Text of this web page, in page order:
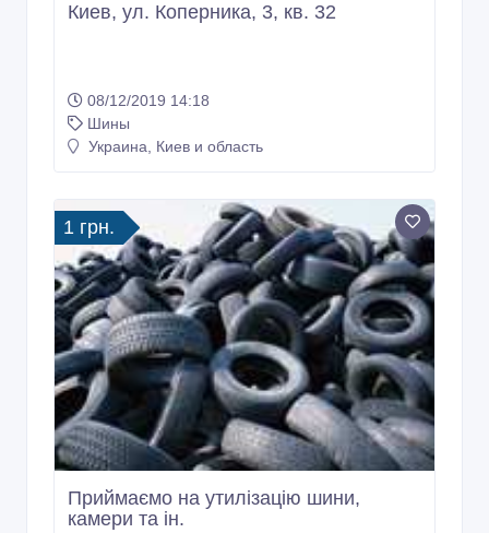
Киев, ул. Коперника, 3, кв. 32
08/12/2019 14:18
Шины
Украина, Киев и область
1 грн.
Приймаємо на утилізацію шини,
камери та iн.